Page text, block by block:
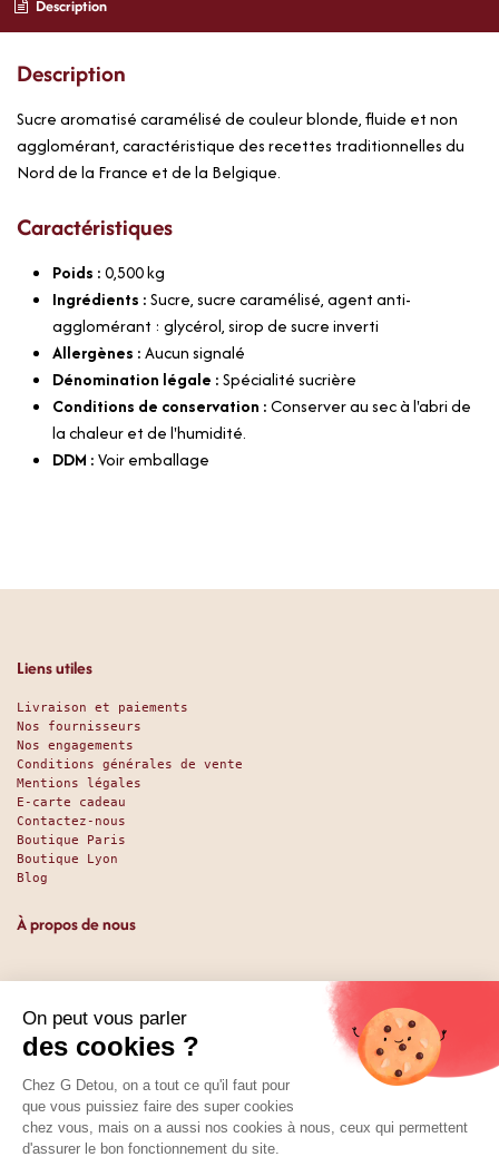
Description
Description
Sucre aromatisé caramélisé de couleur blonde, fluide et non
agglomérant, caractéristique des recettes traditionnelles du
Nord de la France et de la Belgique.
Caractéristiques
Poids :0,500kg
Ingrédients :Sucre, sucre caramélisé, agent anti-
agglomérant : glycérol, sirop de sucre inverti
Allergènes :Aucun signalé
Dénomination légale :Spécialité sucrière
Conditions de conservation :Conserver au sec à l'abri de
la chaleur et de l'humidité.
DDM :Voir emballage
Liens utiles
Livraison et paiements
Nos fournisseurs
Nos engagements
Conditions générales de vente
Mentions légales
E-carte cadeau
Contactez-nous
Boutique Paris
Boutique Lyon
Blog
À propos de nous
Depuis 1951, nous accueillons les gourmands et les gourmets
en leur promettant des produits de qualité au meilleur
prix. Que vous soyez des pros ou des particuliers, que vous
cherchiez du sucré ou du salé, nous avons sans doute ce
qu’il vous faut. Et même des choses que vous ne soupçonniez
pas. La boutique existe depuis 1951, la vente en ligne
depuis 2025.